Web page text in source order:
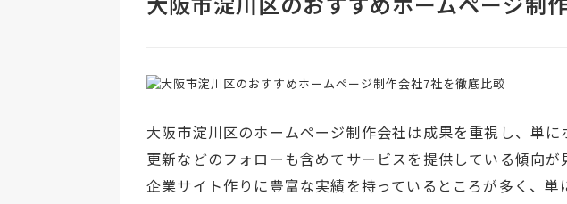
大阪市淀川区のホームページ制作会社は成果を重視し、単
更新などのフォローも含めてサービスを提供している傾向
企業サイト作りに豊富な実績を持っているところが多く、単